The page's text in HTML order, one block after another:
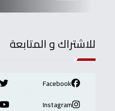
للاشتراك و المتابعة
Facebook
Instagram